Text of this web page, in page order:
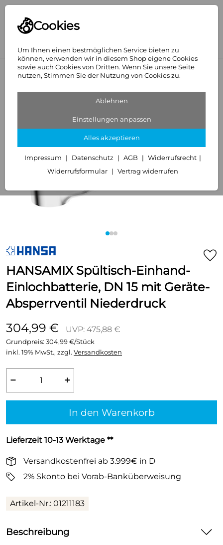
Cookies
Um Ihnen einen bestmöglichen Service bieten zu
können, verwenden wir in diesem Shop eigene Cookies
sowie auch Cookies von Dritten. Wenn Sie unsere Seite
nutzen, Stimmen Sie der Nutzung von Cookies zu.
Ablehnen
Einstellungen anpassen
Alles akzeptieren
Impressum Datenschutz AGB
Widerrufsrecht
Widerrufsformular
Vertrag widerrufen
Hansa
HANSAMIX Spültisch-Einhand-
Einlochbatterie, DN 15 mit Geräte-
Absperrventil Niederdruck
304,99 €
UVP: 475,88 €
Grundpreis: 304,99 €/Stück
inkl. 19% MwSt., zzgl. Versandkosten
− +
In den Warenkorb
Lieferzeit 10-13 Werktage **
Versandkostenfrei ab 3.999€ in D
2% Skonto bei Vorab-Banküberweisung
Artikel-Nr.: 01211183
Beschreibung